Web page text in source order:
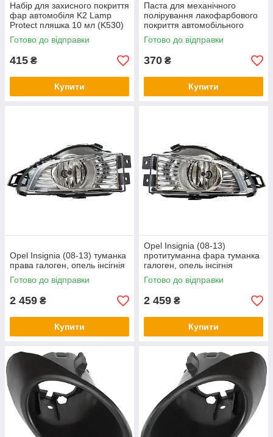
Набір для захисного покриття
фар автомобіля K2 Lamp
Protect пляшка 10 мл (K530)
Готово до відправки
415 ₴
Купити
Паста для механічного
полірування лакофарбового
покриття автомобільного
кузова К2 Ultra Cut C3+ туба
100 г (L001)
Готово до відправки
370 ₴
Купити
Opel Insignia (08-13) туманка
права галоген, опель інсігнія
Готово до відправки
2 459 ₴
Купити
Opel Insignia (08-13)
протитуманна фара туманка
галоген, опель інсігнія
Готово до відправки
2 459 ₴
Купити